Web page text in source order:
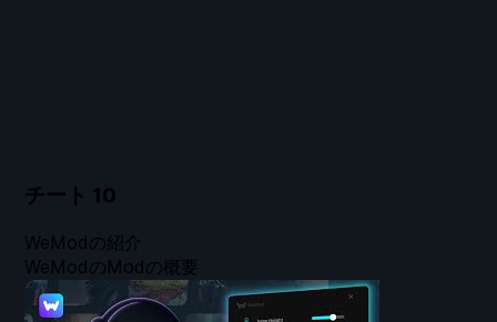
チート 10
WeModの紹介
WeModのModの概要